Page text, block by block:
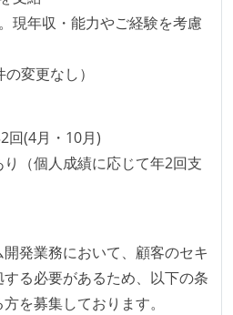
ーム以上の開発チーム（ストリ
ットフォーム等）で分担して開
以上）
イブリットワーク（週2出社）
る制度がある
育てしながら働いていたエン
たは裁量労働制を採用している
現年収・能力やご経験を考慮
変更なし）
回(4月・10月)
り（個人成績に応じて年2回支
発業務において、顧客のセキ
る必要があるため、以下の条
を募集しております。